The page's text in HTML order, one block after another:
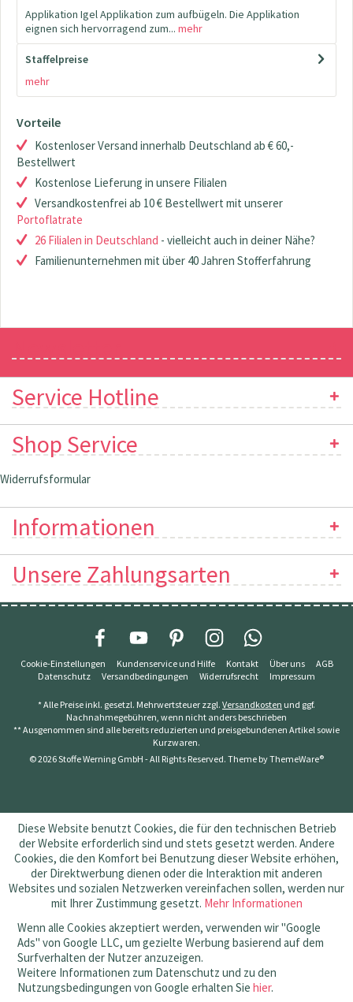
Applikation Igel Applikation zum aufbügeln. Die Applikation
eignen sich hervorragend zum... mehr
Staffelpreise
mehr
Vorteile
Kostenloser Versand innerhalb Deutschland ab € 60,-
Bestellwert
Kostenlose Lieferung in unsere Filialen
Versandkostenfrei ab 10 € Bestellwert mit unserer
Portoflatrate
26 Filialen in Deutschland - vielleicht auch in deiner Nähe?
Familienunternehmen mit über 40 Jahren Stofferfahrung
Service Hotline
Shop Service
Widerrufsformular
Informationen
Unsere Zahlungsarten
Cookie-Einstellungen Kundenservice und Hilfe Kontakt Über uns
AGB
Datenschutz
Versandbedingungen Widerrufsrecht Impressum
* Alle Preise inkl. gesetzl. Mehrwertsteuer zzgl. Versandkosten und ggf.
Nachnahmegebühren, wenn nicht anders beschrieben
** Ausgenommen sind alle bereits reduzierten und preisgebundenen Artikel sowie
Kurzwaren.
© 2026 Stoffe Werning GmbH - All Rights Reserved. Theme byThemeWare®
Diese Website benutzt Cookies, die für den technischen Betrieb
der Website erforderlich sind und stets gesetzt werden. Andere
Cookies, die den Komfort bei Benutzung dieser Website erhöhen,
der Direktwerbung dienen oder die Interaktion mit anderen
Websites und sozialen Netzwerken vereinfachen sollen, werden nur
mit Ihrer Zustimmung gesetzt. Mehr Informationen
Wenn alle Cookies akzeptiert werden, verwenden wir "Google
Ads" von Google LLC, um gezielte Werbung basierend auf dem
Surfverhalten der Nutzer anzuzeigen.
Weitere Informationen zum Datenschutz und zu den
Nutzungsbedingungen von Google erhalten Sie hier.